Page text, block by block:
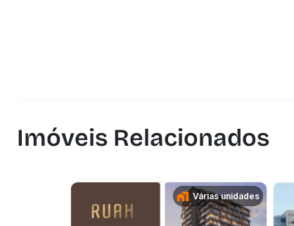
Imóveis Relacionados
Várias unidades